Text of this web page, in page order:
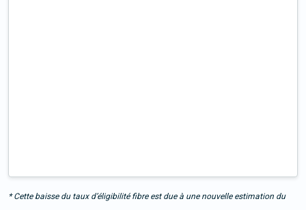
* Cette baisse du taux d’éligibilité fibre est due à une nouvelle estimation du